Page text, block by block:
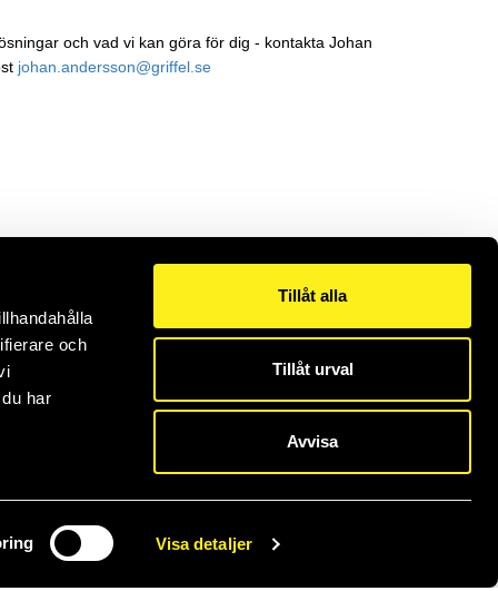
och
har
Visa detaljer
Tillåt alla
Tillåt urval
Avvisa
och vad vi kan göra för dig - kontakta Johan
johan.andersson@griffel.se